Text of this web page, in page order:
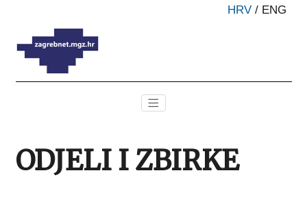
HRV / ENG
ODJELI I ZBIRKE